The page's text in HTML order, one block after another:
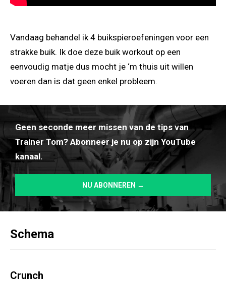
Vandaag behandel ik 4 buikspieroefeningen voor een
strakke buik. Ik doe deze buik workout op een
eenvoudig matje dus mocht je ‘m thuis uit willen
voeren dan is dat geen enkel probleem.
Geen seconde meer missen van de tips van
Trainer Tom? Abonneer je nu op zijn YouTube
kanaal.
NU ABONNEREN →
Schema
Crunch